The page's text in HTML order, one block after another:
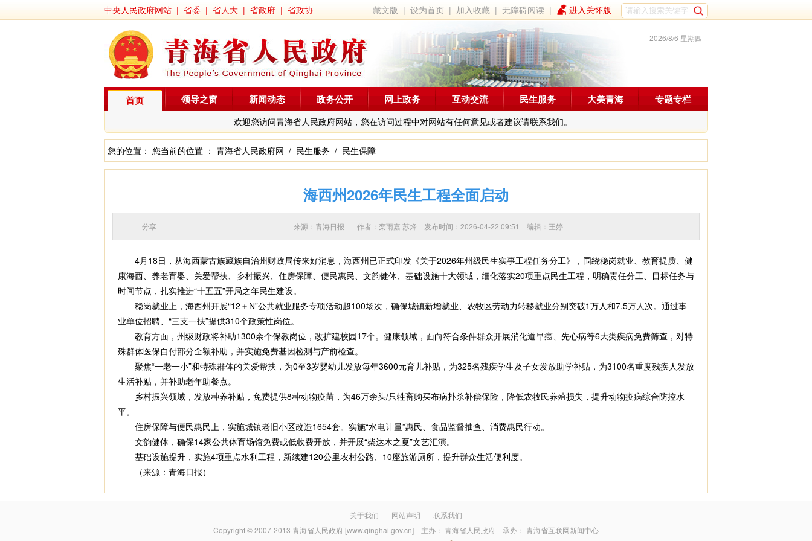
中央人民政府网站 | 省委 | 省人大 | 省政府 | 省政协 藏文版 |设为首页 | 加入收藏 |无障碍阅读 | 进入关怀版
2026/8/6 星期四
首页
欢迎您访问青海省人民政府网站，您在访问过程中对网站有任何意见或者建议请联系我们。
领导之窗 新闻动态 政务公开 网上政务 互动交流 民生服务 大美青海 专题专栏
您的位置： 您当前的位置 ： 青海省人民政府网 / 民生服务 / 民生保障
海西州2026年民生工程全面启动
来源：青海日报 作者： 栾雨嘉 苏烽 发布时间：2026-04-22 09:51 编辑：王婷
分享
4月18日，从海西蒙古族藏族自治州财政局传来好消息，海西州已正式印发《关于2026年州级民生实事工程任务分工》，围绕稳岗就业、教育提质、健
康海西、养老育婴、关爱帮扶、乡村振兴、住房保障、便民惠民、文韵健体、基础设施十大领域，细化落实20项重点民生工程，明确责任分工、目标任务与
时间节点，扎实推进“十五五”开局之年民生建设。
稳岗就业上，海西州开展“12＋N”公共就业服务专项活动超100场次，确保城镇新增就业、农牧区劳动力转移就业分别突破1万人和7.5万人次。通过事
业单位招聘、“三支一扶”提供310个政策性岗位。
教育方面，州级财政将补助1300余个保教岗位，改扩建校园17个。健康领域，面向符合条件群众开展消化道早癌、先心病等6大类疾病免费筛查，对特
殊群体医保自付部分全额补助，并实施免费基因检测与产前检查。
聚焦“一老一小”和特殊群体的关爱帮扶，为0至3岁婴幼儿发放每年3600元育儿补贴，为325名残疾学生及子女发放助学补贴，为3100名重度残疾人发放
生活补贴，并补助老年助餐点。
乡村振兴领域，发放种养补贴，免费提供8种动物疫苗，为46万余头/只牲畜购买布病扑杀补偿保险，降低农牧民养殖损失，提升动物疫病综合防控水
平。
住房保障与便民惠民上，实施城镇老旧小区改造1654套。实施“水电计量”惠民、食品监督抽查、消费惠民行动。
文韵健体，确保14家公共体育场馆免费或低收费开放，并开展“柴达木之夏”文艺汇演。
基础设施提升，实施4项重点水利工程，新续建120公里农村公路、10座旅游厕所，提升群众生活便利度。
（来源：青海日报）
关于我们 | 网站声明 | 联系我们
Copyright © 2007-2013 青海省人民政府 [www.qinghai.gov.cn] 主办： 青海省人民政府 承办： 青海省互联网新闻中心